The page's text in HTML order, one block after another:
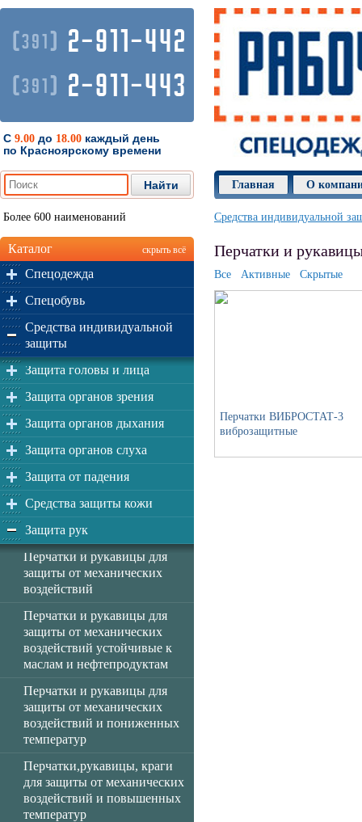
(391) 2-911-442
(391) 2-911-443
С 9.00 до 18.00 каждый день
по Красноярскому времени
Главная О
Более 600 наименований
Каталог скрыть всё
Спецодежда
Спецобувь
Средства индивидуальной
защиты
Защита головы и лица
Защита органов зрения
Защита органов дыхания
Защита органов слуха
Защита от падения
Средства защиты кожи
Защита рук
Перчатки и рукавицы для
защиты от механических
воздействий
Перчатки и рукавицы для
защиты от механических
воздействий устойчивые к
маслам и нефтепродуктам
Перчатки и рукавицы для
защиты от механических
воздействий и пониженных
температур
Перчатки,рукавицы, краги
для защиты от механических
воздействий и повышенных
температур
Средства индивидуальной
Перчатки и
Все Активные Скрытые
Перчатки ВИБРОСТАТ-3
виброзащитные